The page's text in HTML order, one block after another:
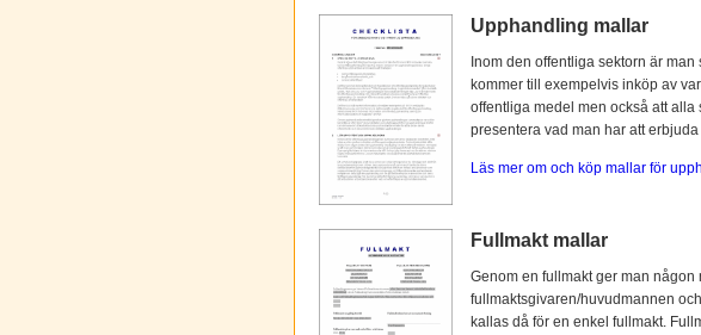
Upphandling mallar
Inom den offentliga sektorn är
kommer till exempelvis inköp av
offentliga medel men också att
presentera vad man har att
Läs mer om och köp mallar för
Fullmakt mallar
Genom en fullmakt ger man
fullmaktsgivaren/huvudmannen
kallas då för en enkel fullmakt.